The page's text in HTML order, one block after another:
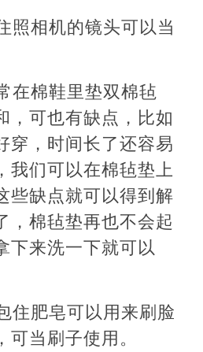
照相机的镜头可以当
在棉鞋里垫双棉毡
，可也有缺点，比如
穿，时间长了还容易
我们可以在棉毡垫上
些缺点就可以得到解
，棉毡垫再也不会起
下来洗一下就可以
住肥皂可以用来刷脸
当刷子使用。